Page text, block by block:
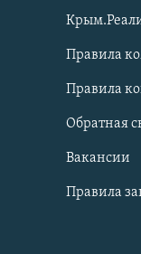
Правила
Правила
Обратная
Вакансии
Правила